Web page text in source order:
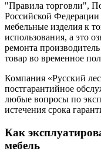
"Правила торговли",
Российской
мебельные изделия к
использования, а это
ремонта
товар во временное
Компания «Русский
постгарантийное
любые вопросы по
истечения срока
Как
мебель